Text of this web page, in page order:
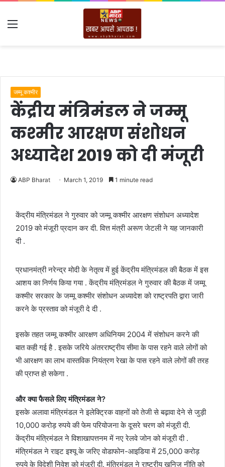
Menu
जम्मू कश्मीर
केंद्रीय मंत्रिमंडल ने जम्मू
कश्मीर आरक्षण संशोधन
अध्यादेश 2019 को दी मंजूरी
ABP Bharat March 1, 2019 1 minute read
केंद्रीय मंत्रिमंडल ने गुरुवार को जम्मू कश्मीर आरक्षण संशोधन अध्यादेश
2019 को मंजूरी प्रदान कर दी. वित्त मंत्री अरूण जेटली ने यह जानकारी
दी .
प्रधानमंत्री नरेन्द्र मोदी के नेतृत्व में हुई केंद्रीय मंत्रिमंडल की बैठक में इस
आशय का निर्णय किया गया . केंद्रीय मंत्रिमंडल ने गुरुवार की बैठक में जम्मू
कश्मीर सरकार के जम्मू कश्मीर संशोधन अध्यादेश को राष्ट्रपति द्वारा जारी
करने के प्रस्ताव को मंजूरी दे दी .
इसके तहत जम्मू कश्मीर आरक्षण अधिनियम 2004 में संशोधन करने की
बात कही गई है . इसके जरिये अंतरराष्ट्रीय सीमा के पास रहने वाले लोगों को
भी आरक्षण का लाभ वास्तविक नियंत्रण रेखा के पास रहने वाले लोगों की तरह
की प्राप्त हो सकेगा .
और क्या फैसले लिए मंत्रिमंडल ने?
इसके अलावा मंत्रिमंडल ने इलेक्ट्रिक वाहनों को तेजी से बढ़ावा देने से जुड़ी
10,000 करोड़ रुपये की फेम परियोजना के दूसरे चरण को मंजूरी दी.
केंद्रीय मंत्रिमंडल ने विशाखापत्तनम में नए रेलवे जोन को मंजूरी दी .
मंत्रिमंडल ने राइट इश्यू के जरिए वोडाफोन-आइडिया में 25,000 करोड़
रुपये के विदेशी निवेश को मंजूरी दी. मंत्रिमंडल ने राष्ट्रीय खनिज नीति को